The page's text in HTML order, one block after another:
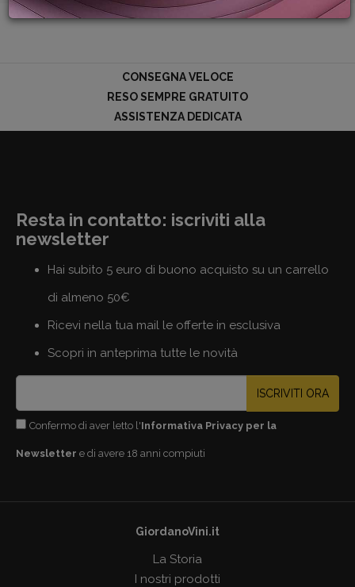
GIFT
CONSEGNA VELOCE
RESO SEMPRE GRATUITO
ASSISTENZA DEDICATA
Resta in contatto: iscriviti alla
newsletter
Hai subito 5 euro di buono acquisto su un carrello
di almeno 50€
Ricevi nella tua mail le offerte in esclusiva
Scopri in anteprima tutte le novità
ISCRIVITI ORA
Confermo di aver letto l'Informativa Privacy per la
Newsletter e di avere 18 anni compiuti
GiordanoVini.it
La Storia
I nostri prodotti